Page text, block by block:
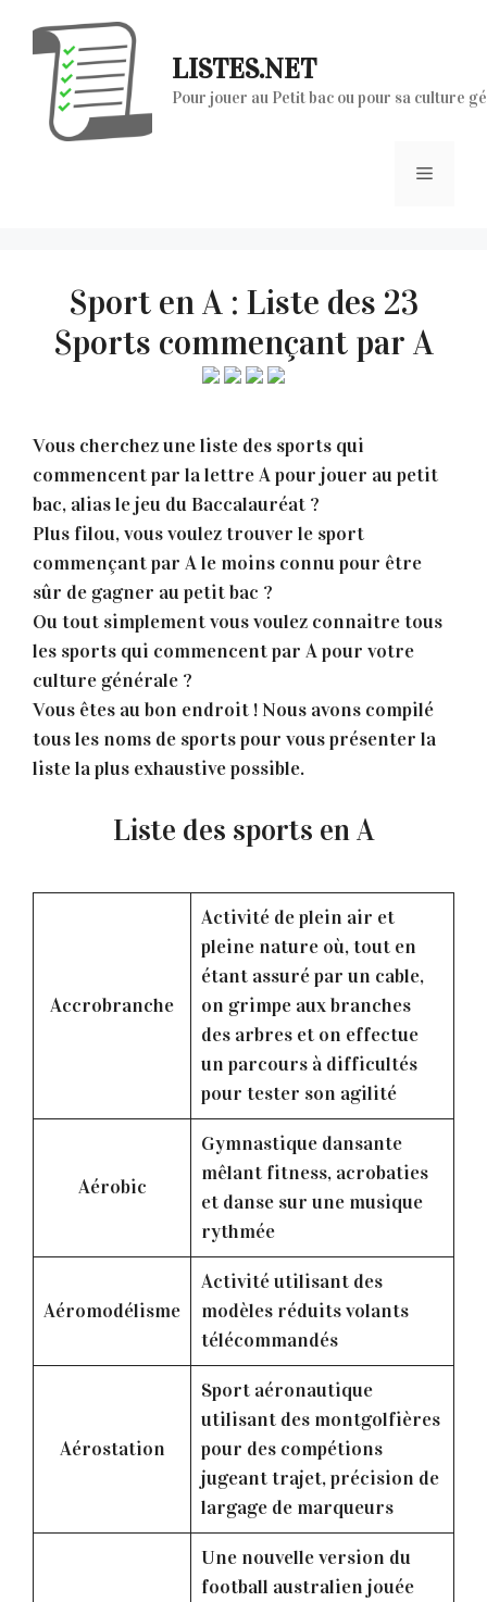
contenu
LISTES.NET
Pour jouer au Petit bac ou pour sa culture
Menu
Sport en A : Liste des 23
Sports commençant par A
Vous cherchez une liste des sports qui
commencent par la lettre A pour jouer au petit
bac, alias le jeu du Baccalauréat ?
Plus filou, vous voulez trouver le sport
commençant par A le moins connu pour être
sûr de gagner au petit bac ?
Ou tout simplement vous voulez connaitre tous
les sports qui commencent par A pour votre
culture générale ?
Vous êtes au bon endroit ! Nous avons compilé
tous les noms de sports pour vous présenter la
liste la plus exhaustive possible.
Liste des sports en A
Accrobranche
Activité de plein air et
pleine nature où, tout en
étant assuré par un cable,
on grimpe aux branches
des arbres et on effectue
un parcours à difficultés
pour tester son agilité
Aérobic
Gymnastique dansante
mêlant fitness, acrobaties
et danse sur une musique
rythmée
Aéromodélisme
Activité utilisant des
modèles réduits volants
télécommandés
Aérostation
Sport aéronautique
utilisant des montgolfières
pour des compétions
jugeant trajet, précision de
largage de marqueurs
Une nouvelle version du
football australien jouée